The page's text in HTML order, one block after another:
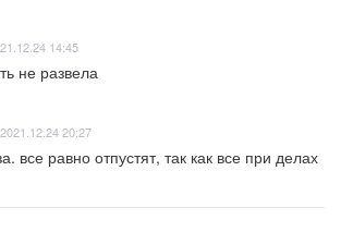
14:45
не развела
2021.12.24 20:27
все равно отпустят, так как все при делах